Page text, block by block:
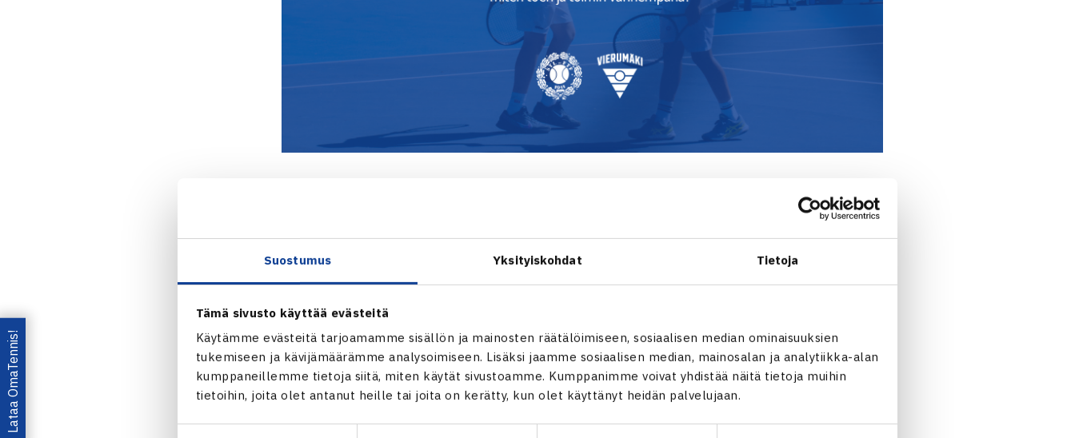
Suostumus Yksityiskohdat Tietoja
Tämä sivusto käyttää evästeitä
Käytämme evästeitä tarjoamamme sisällön ja mainosten räätälöimiseen, sosiaalisen median ominaisuuksien
tukemiseen ja kävijämäärämme analysoimiseen. Lisäksi jaamme sosiaalisen median, mainosalan ja analytiikka-alan
kumppaneillemme tietoja siitä, miten käytät sivustoamme. Kumppanimme voivat yhdistää näitä tietoja muihin
tietoihin, joita olet antanut heille tai joita on kerätty, kun olet käyttänyt heidän palvelujaan.
Aiheena on tennistä harrastavan vanhemman rooli. Kilpailutoiminta opettaa ja haastaa; miten tuen ja
Mitä hyötyä tavoitteellisesta ja kilpailullisesta urheilusta on – ja miten varmistamme,
että hyödyt toteutuvat?
Miten vanhempi voi tukea lapsensa kokonaisvaltaista kehittymistä ja hyvinvointia
tavoitteellisessa urheilussa?
Webinaarissa asiantuntijoina ovat Vierumäen Urheilun osaamisyhteisöstäMarkus ArvajajaKonsta
. Tule mukaan linjoille maanantaina 17.11. klo 17.00–18.00. Ilmoittautuminen
ja saat Teams linkin tilaisuuteen.
Lataa OmaTennis!